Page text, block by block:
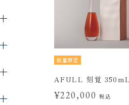
数量限定
AFULL 刻覚 350mL
¥220,000税込